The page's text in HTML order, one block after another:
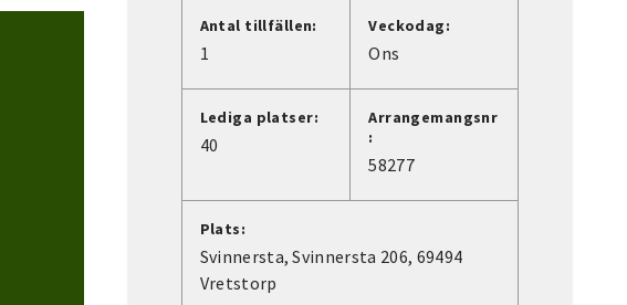
Antal tillfällen:
1
Veckodag:
Ons
Lediga platser:
40
Arrangemangsnr
:
58277
Plats:
Svinnersta, Svinnersta 206, 69494
Vretstorp